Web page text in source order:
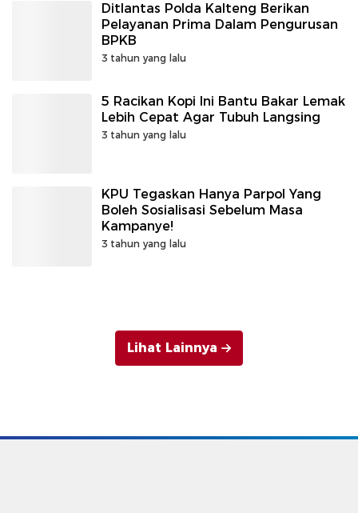
Ditlantas Polda Kalteng Berikan
Pelayanan Prima Dalam Pengurusan
BPKB
3 tahun yang lalu
5 Racikan Kopi Ini Bantu Bakar Lemak
Lebih Cepat Agar Tubuh Langsing
3 tahun yang lalu
KPU Tegaskan Hanya Parpol Yang
Boleh Sosialisasi Sebelum Masa
Kampanye!
3 tahun yang lalu
Lihat Lainnya